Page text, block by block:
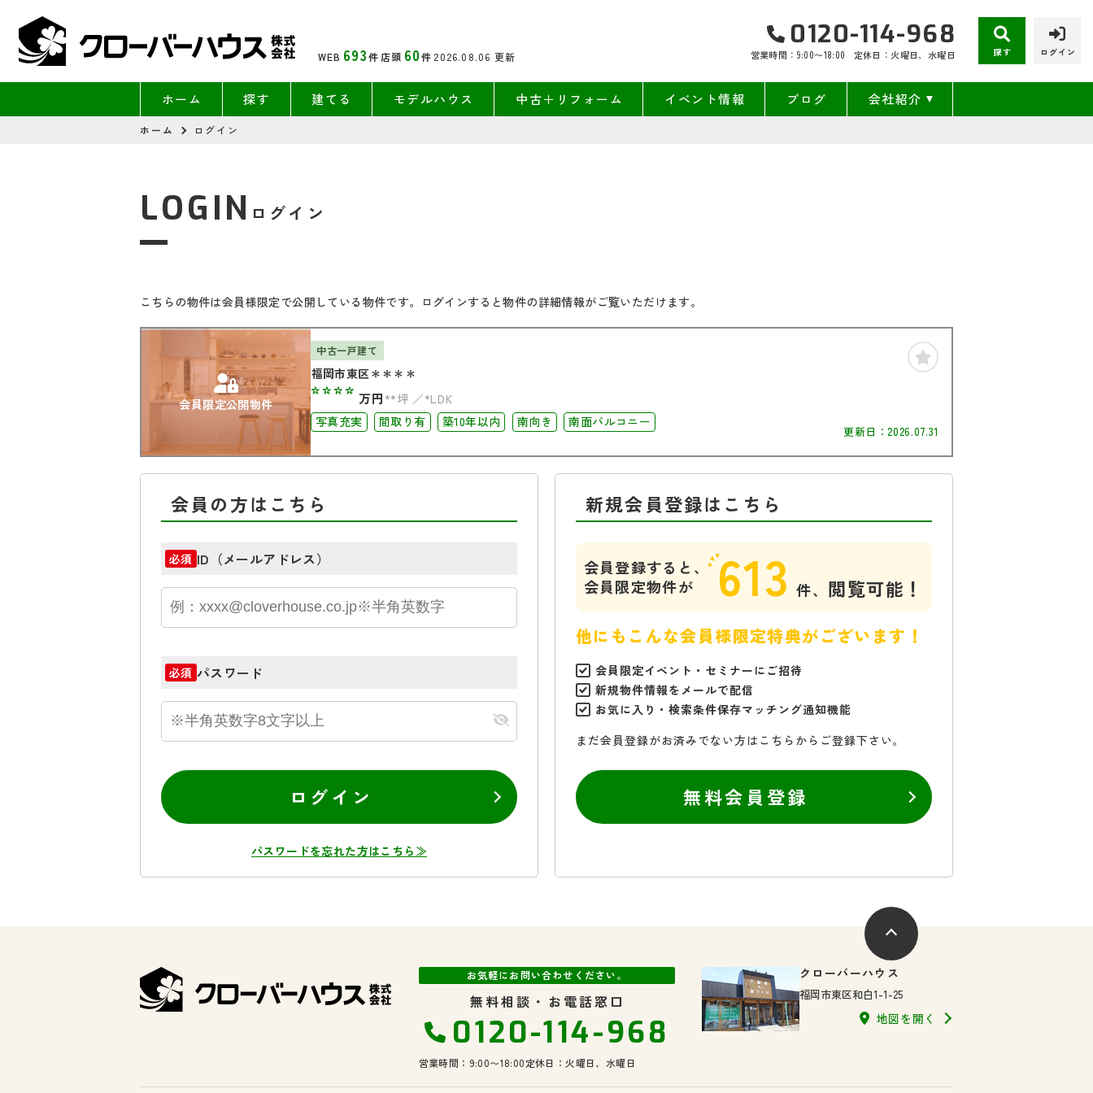
WEB 693件 店頭 60件 2026.08.06 更新
0120-114-968
営業時間：9:00〜18:00 定休日：火曜日、水曜日 探す ログイン
ホーム 探す 建てる モデルハウス 中古＋リフォーム イベント情報 ブログ 会社紹介
ホーム ログイン
ログイン
LOGIN
こちらの物件は会員様限定で公開している物件です。ログインすると物件の詳細情報がご覧いただけます。
会員限定公開物件
中古一戸建て
福岡市東区＊＊＊＊
**** 万円 **坪
*LDK
写真充実
間取り有 築10年以内 南向き 南面バルコニー
更新日：2026.07.31
会員の方はこちら
必須 ID（メールアドレス）
必須 パスワード
ログイン
パスワードを忘れた方はこちら≫
新規会員登録はこちら
会員登録すると、
会員限定物件が
613 件、 閲覧可能！
他にもこんな会員様限定特典がございます！
会員限定イベント・セミナーにご招待
新規物件情報をメールで配信
お気に入り・検索条件保存マッチング通知機能
まだ会員登録がお済みでない方はこちらからご登録下さい。
無料会員登録
お気軽にお問い合わせください。
無料相談・お電話窓口
0120-114-968
営業時間：9:00〜18:00定休日：火曜日、水曜日
クローバーハウス
福岡市東区和白1-1-25
地図を開く